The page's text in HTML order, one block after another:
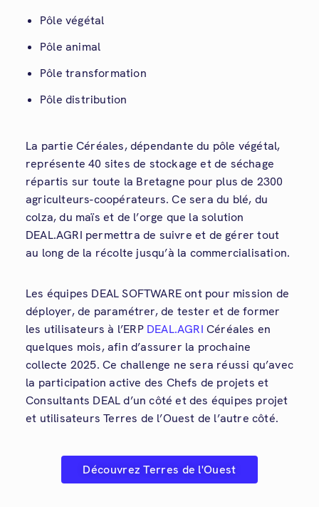
Pôle végétal
Pôle animal
Pôle transformation
Pôle distribution
La partie Céréales, dépendante du pôle végétal,
représente 40 sites de stockage et de séchage
répartis sur toute la Bretagne pour plus de 2300
agriculteurs-coopérateurs. Ce sera du blé, du
colza, du maïs et de l’orge que la solution
DEAL.AGRI permettra de suivre et de gérer tout
au long de la récolte jusqu’à la commercialisation.
Les équipes DEAL SOFTWARE ont pour mission de
déployer, de paramétrer, de tester et de former
les utilisateurs à l’ERP DEAL.AGRI Céréales en
quelques mois, afin d’assurer la prochaine
collecte 2025. Ce challenge ne sera réussi qu’avec
la participation active des Chefs de projets et
Consultants DEAL d’un côté et des équipes projet
et utilisateurs Terres de l’Ouest de l’autre côté.
Découvrez Terres de l'Ouest